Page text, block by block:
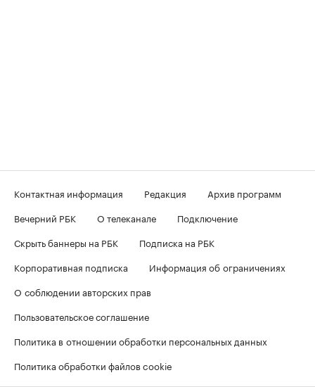
Контактная информация Редакция
Архив программ
Вечерний РБК
О телеканале
Подключение
Скрыть баннеры на РБК
Подписка на РБК
Корпоративная подписка
Информация об ограничениях
О соблюдении авторских прав
Пользовательское соглашение
Политика в отношении обработки персональных данных
Политика обработки файлов cookie